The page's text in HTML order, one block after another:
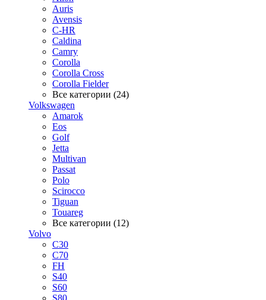
Auris
Avensis
C-HR
Caldina
Camry
Corolla
Corolla Cross
Corolla Fielder
Все категории (24)
Volkswagen
Amarok
Eos
Golf
Jetta
Multivan
Passat
Polo
Scirocco
Tiguan
Touareg
Все категории (12)
Volvo
C30
C70
FH
S40
S60
S80